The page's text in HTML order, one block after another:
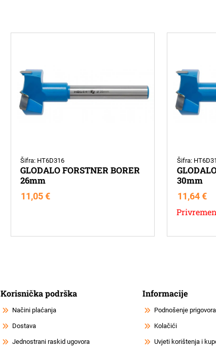
Šifra: HT6D316
GLODALO FORSTNER BORER
26mm
11,05€
Šifra:
30mm
11,64 €
Korisnička podrška
Načini plaćanja
Dostava
Jednostrani raskid ugovora
Informacije
Podnošenje prigovora
Kolačići
Uvjeti korištenja i